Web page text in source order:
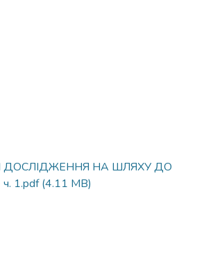
ДОСЛІДЖЕННЯ НА ШЛЯХУ ДО
1.pdf(4.11 MB)